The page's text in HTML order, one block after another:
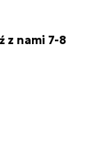
z nami 7-8